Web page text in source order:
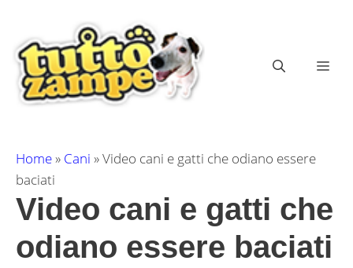
contenuto
Home» Cani »Video cani e gatti che odiano essere
baciati
Video cani e gatti che
odiano essere baciati